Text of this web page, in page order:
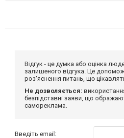
Відгук - це думка або оцінка
залишеного відгука. Це
роз'яснення питань, що
Не дозволяється:
безпідставні заяви, що
самореклама.
Введіть email: